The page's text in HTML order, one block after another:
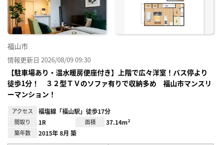
福山市
情報更新日 2026/08/09 09:30
【駐車場あり・温水暖房便座付き】上階で広々洋室！バス停より
徒歩1分！ ３２型ＴＶのソファ有りで収納多め 福山市マンスリ
ーマンション！
アクセス 福塩線「福山駅」徒歩17分
間取り 1R 面積 37.14m²
築年数 2015年 8月 築